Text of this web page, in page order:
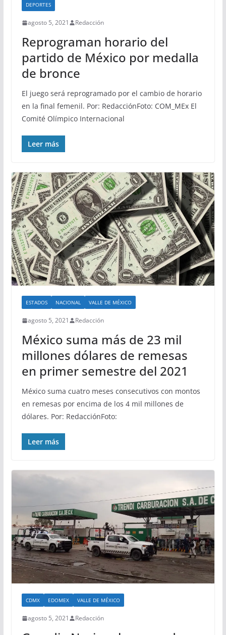
DEPORTES
agosto 5, 2021 Redacción
Reprograman horario del
partido de México por medalla
de bronce
El juego será reprogramado por el cambio de horario
en la final femenil. Por: RedacciónFoto: COM_MEx El
Comité Olímpico Internacional
Leer más
ESTADOS NACIONAL VALLE DE MÉXICO
agosto 5, 2021 Redacción
México suma más de 23 mil
millones dólares de remesas
en primer semestre del 2021
México suma cuatro meses consecutivos con montos
en remesas por encima de los 4 mil millones de
dólares. Por: RedacciónFoto:
Leer más
CDMX EDOMEX VALLE DE MÉXICO
agosto 5, 2021 Redacción